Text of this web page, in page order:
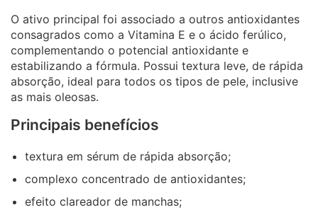
O ativo principal foi associado a outros antioxidantes
consagrados como a Vitamina E e o ácido ferúlico,
complementando o potencial antioxidante e
estabilizando a fórmula. Possui textura leve, de rápida
absorção, ideal para todos os tipos de pele, inclusive
as mais oleosas.
Principais benefícios
textura em sérum de rápida absorção;
complexo concentrado de antioxidantes;
efeito clareador de manchas;